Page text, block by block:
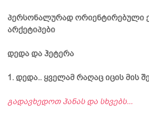
პერსონალურად ორიენტირებული
არქეტიპები
დედა და ჰეტერა
1. დედა.. ყველამ რაღაც იცის მის
გადავხედოთ ჰანას და სხვებს...